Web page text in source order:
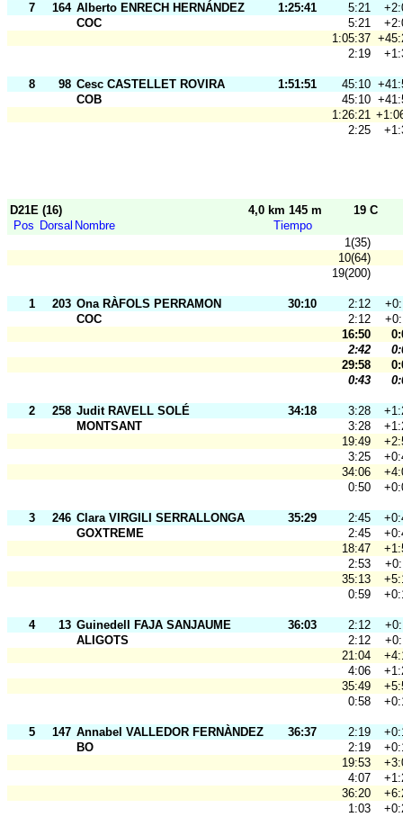
7 164 Alberto ENRECH HERNÁNDEZ 1:25:41 5:21
COC
5:21
1:05:37
2:19
8 98 Cesc CASTELLET ROVIRA 1:51:51 45:10
COB
45:10
1:26:21
2:25
D21E (16) 4,0 km 145 m
19 C
Pos Dorsal Nombre
Tiempo
1(35)
10(64)
19(200)
1 203 Ona RÀFOLS PERRAMON 30:10 2:12
COC
2:12
16:50
2:42
29:58
0:43
2 258 Judit RAVELL SOLÉ 34:18 3:28
MONTSANT
3:28
19:49
3:25
34:06
0:50
3 246 Clara VIRGILI SERRALLONGA 35:29 2:45
GOXTREME
2:45
18:47
2:53
35:13
0:59
4 13 Guinedell FAJA SANJAUME 36:03 2:12
ALIGOTS
2:12
21:04
4:06
35:49
0:58
5 147 Annabel VALLEDOR FERNÀNDEZ 36:37 2:19
BO
2:19
19:53
4:07
36:20
1:03